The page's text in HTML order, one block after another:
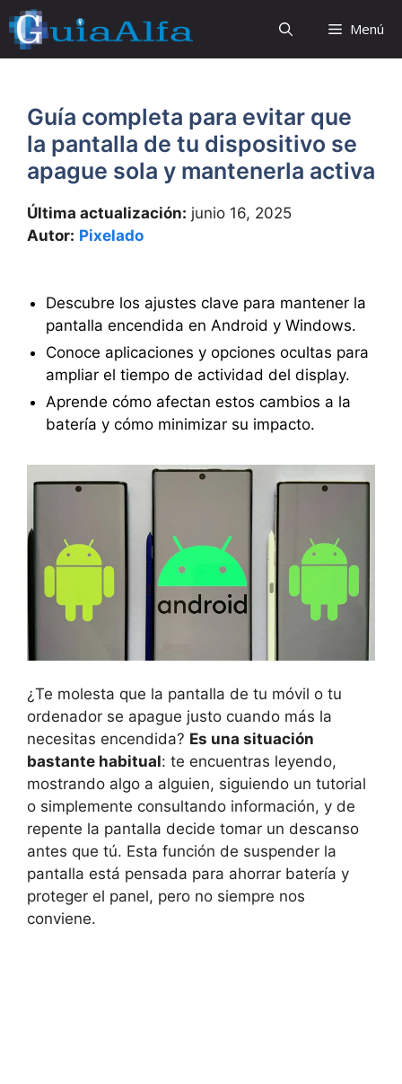
Saltar
al
contenido
Menú
Guía completa para evitar que
la pantalla de tu dispositivo se
apague sola y mantenerla activa
Última actualización: junio 16, 2025
Autor: Pixelado
Descubre los ajustes clave para mantener la
pantalla encendida en Android y Windows.
Conoce aplicaciones y opciones ocultas para
ampliar el tiempo de actividad del display.
Aprende cómo afectan estos cambios a la
batería y cómo minimizar su impacto.
¿Te molesta que la pantalla de tu móvil o tu
ordenador se apague justo cuando más la
necesitas encendida? Es una situación
bastante habitual: te encuentras leyendo,
mostrando algo a alguien, siguiendo un tutorial
o simplemente consultando información, y de
repente la pantalla decide tomar un descanso
antes que tú. Esta función de suspender la
pantalla está pensada para ahorrar batería y
proteger el panel, pero no siempre nos
conviene.